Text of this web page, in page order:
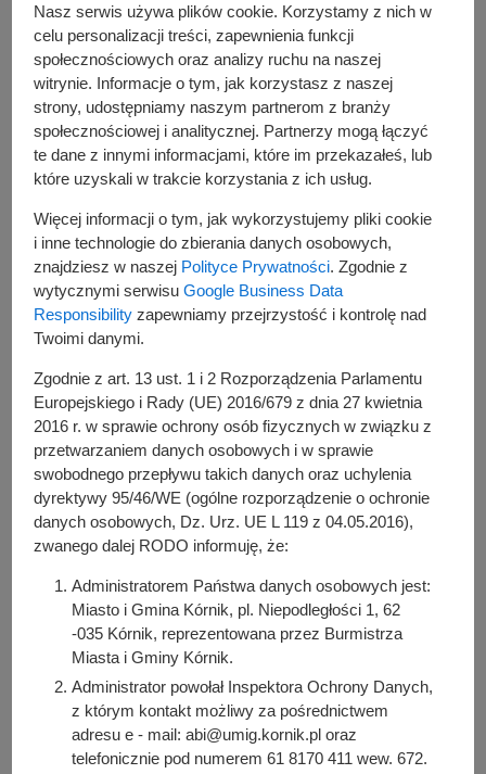
29 października odbędzie się
spotkanie dla podopiecznych SDS
„Gościnni” oraz mieszkańców
gminy Kórnik
Termin:29 października 2025 r., godz. 10:00-12:00.
Nasz serwis używa plików cookie. Korzystamy z nich w
celu personalizacji treści, zapewnienia funkcji
społecznościowych oraz analizy ruchu na naszej
witrynie. Informacje o tym, jak korzystasz z naszej
strony, udostępniamy naszym partnerom z branży
społecznościowej i analitycznej. Partnerzy mogą łączyć
te dane z innymi informacjami, które im przekazałeś, lub
które uzyskali w trakcie korzystania z ich usług.
Więcej informacji o tym, jak wykorzystujemy pliki cookie
i inne technologie do zbierania danych osobowych,
znajdziesz w naszej Polityce Prywatności. Zgodnie z
wytycznymi serwisuGoogle Business Data
Responsibility zapewniamy przejrzystość i kontrolę nad
Twoimi danymi.
Zgodnie z art. 13 ust. 1 i 2 Rozporządzenia Parlamentu
Europejskiego i Rady (UE) 2016/679 z dnia 27 kwietnia
2016 r. w sprawie ochrony osób fizycznych w związku z
przetwarzaniem danych osobowych i w sprawie
swobodnego przepływu takich danych oraz uchylenia
dyrektywy 95/46/WE (ogólne rozporządzenie o ochronie
danych osobowych, Dz. Urz. UE L 119 z 04.05.2016),
zwanego dalej RODO informuję, że:
Administratorem Państwa danych osobowych jest:
Miasto i Gmina Kórnik, pl. Niepodległości 1, 62
-035 Kórnik, reprezentowana przez Burmistrza
Miasta i Gminy Kórnik.
Administrator powołał Inspektora Ochrony Danych,
z którym kontakt możliwy za pośrednictwem
adresu e - mail: abi@umig.kornik.pl oraz
telefonicznie pod numerem 61 8170 411 wew. 672.